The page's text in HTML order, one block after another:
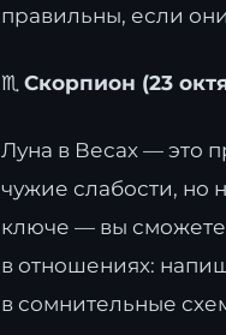
правильны, если
♏ Скорпион (23
Луна в Весах — это
чужие слабости, но
ключе — вы сможете
в отношениях:
в сомнительные